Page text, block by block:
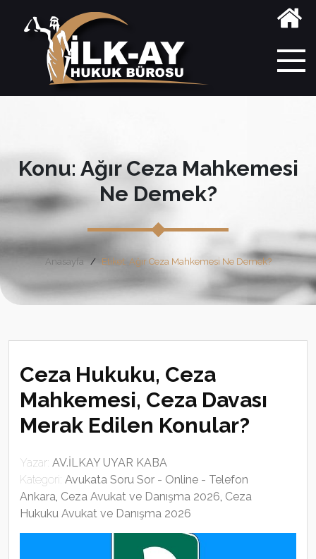
Konu: Ağır Ceza Mahkemesi
Ne Demek?
Anasayfa Etiket: Ağır Ceza Mahkemesi Ne Demek?
Ceza Hukuku, Ceza
Mahkemesi, Ceza Davası
Merak Edilen Konular?
Yazar: AV.İLKAY UYAR KABA
Kategori: Avukata Soru Sor - Online - Telefon
Ankara, Ceza Avukat ve Danışma 2026, Ceza
Hukuku Avukat ve Danışma 2026